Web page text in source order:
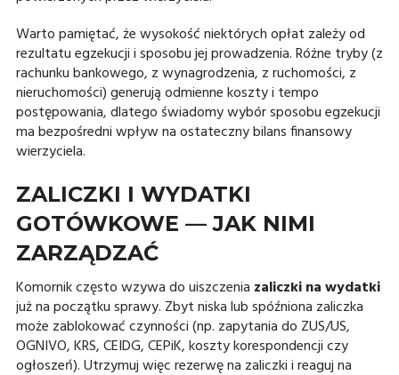
Warto pamiętać, że wysokość niektórych opłat zależy od
rezultatu egzekucji i sposobu jej prowadzenia. Różne tryby (z
rachunku bankowego, z wynagrodzenia, z ruchomości, z
nieruchomości) generują odmienne koszty i tempo
postępowania, dlatego świadomy wybór sposobu egzekucji
ma bezpośredni wpływ na ostateczny bilans finansowy
wierzyciela.
ZALICZKI I WYDATKI
GOTÓWKOWE — JAK NIMI
ZARZĄDZAĆ
Komornik często wzywa do uiszczenia zaliczki na wydatki
już na początku sprawy. Zbyt niska lub spóźniona zaliczka
może zablokować czynności (np. zapytania do ZUS/US,
OGNIVO, KRS, CEIDG, CEPiK, koszty korespondencji czy
ogłoszeń). Utrzymuj więc rezerwę na zaliczki i reaguj na